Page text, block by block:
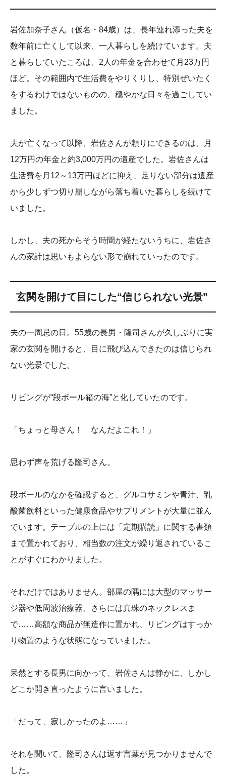
岩佐加奈子さん（仮名・84歳）は、長年連れ添った夫を
数年前に亡くして以来、一人暮らしを続けています。夫
と暮らしていたころは、2人の年金を合わせて月23万円
ほど。その範囲内で生活費をやりくりし、特別ぜいたく
をするわけではないものの、穏やかな日々を過ごしてい
ました。
夫が亡くなって以降、岩佐さんが頼りにできるのは、月
12万円の年金と約3,000万円の遺産でした。岩佐さんは
生活費を月12～13万円ほどに抑え、足りない部分は遺産
から少しずつ切り崩しながら落ち着いた暮らしを続けて
いました。
しかし、夫の死からそう時間が経たないうちに、岩佐さ
んの家計は思いもよらない形で崩れていったのです。
玄関を開けて目にした“信じられない光景”
夫の一周忌の日。55歳の長男・隆司さんが久しぶりに実
家の玄関を開けると、目に飛び込んできたのは信じられ
ない光景でした。
リビングが“段ボール箱の海”と化していたのです。
「ちょっと母さん！ なんだよこれ！」
思わず声を荒げる隆司さん。
段ボールのなかを確認すると、グルコサミンや青汁、乳
酸菌飲料といった健康食品やサプリメントが大量に並ん
でいます。テーブルの上には「定期購読」に関する書類
まで置かれており、相当数の注文が繰り返されているこ
とがすぐにわかりました。
それだけではありません。部屋の隅には大型のマッサー
ジ器や低周波治療器、さらには真珠のネックレスま
で……高額な商品が無造作に置かれ、リビングはすっか
り物置のような状態になっていました。
呆然とする長男に向かって、岩佐さんは静かに、しかし
どこか開き直ったように言いました。
「だって、寂しかったのよ……」
それを聞いて、隆司さんは返す言葉が見つかりませんで
した。